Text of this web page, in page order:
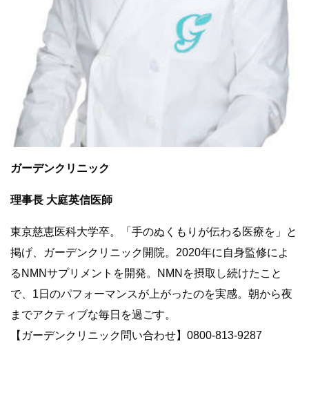
ガーデンクリニック
理事長 大庭英信医師
東京慈恵医科大学卒。「手のぬくもりが伝わる医療を」と
掲げ、ガーデンクリニック開院。2020年に自身監修によ
るNMNサプリメントを開発。NMNを摂取し続けたこと
で、1日のパフォーマンスが上がったのを実感。朝から夜
までアクティブな毎日を過ごす。
【ガーデンクリニック問い合わせ】0800-813-9287